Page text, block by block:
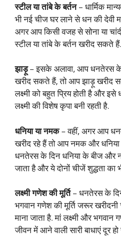
स्टील या तांबे के बर्तन– धार्मिक
भी नई चीज घर लाने से धन की देवी
अगर आप किसी वजह से सोना या
स्टील या तांबे के बर्तन खरीद सकते हैं.
झाड़ू– इसके अलावा, आप धनतेरस के
खरीद सकते हैं, तो आप झाड़ू खरीद
लक्ष्मी को बहुत प्रिय होती है और
लक्ष्मी की विशेष कृपा बनी रहती है.
धनिया या नमक– वहीं, अगर आप
खरीद रहे हैं तो आप नमक और
धनतेरस के दिन धनिया के बीज और
जाता है और ये दोनों चीजें शुद्धता का
लक्ष्मी गणेश की मूर्ति– धनतेरस के
भगवान गणेश की मूर्ति जरूर
माना जाता है. मां लक्ष्मी और
जीवन में आने वाली सारी बाधाएं दूर हो